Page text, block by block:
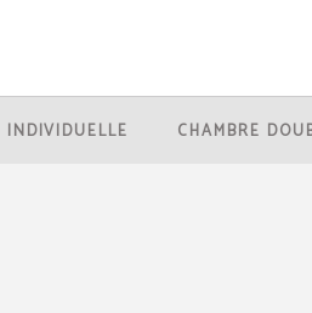
Palacio Congresos à Palencia. Site Web
INDIVIDUELLE CHAMBRE